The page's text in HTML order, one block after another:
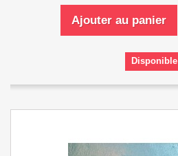
Ajouter au panier
Disponible